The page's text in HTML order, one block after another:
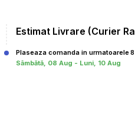
Estimat Livrare (Curier
Plaseaza comanda in urmatoarele8
Sâmbătă, 08 Aug - Luni, 10 Aug